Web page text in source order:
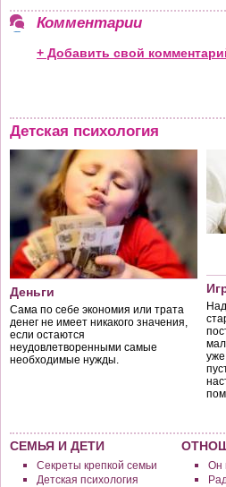
Комментарии
+ Добавить свой
Детская психология
Деньги
Сама по себе экономия или трата
денег не имеет никакого значения,
если остаются
неудовлетворенными самые
необходимые нужды.
СЕМЬЯ И ДЕТИ
Секреты крепкой семьи
Детская психология
Он